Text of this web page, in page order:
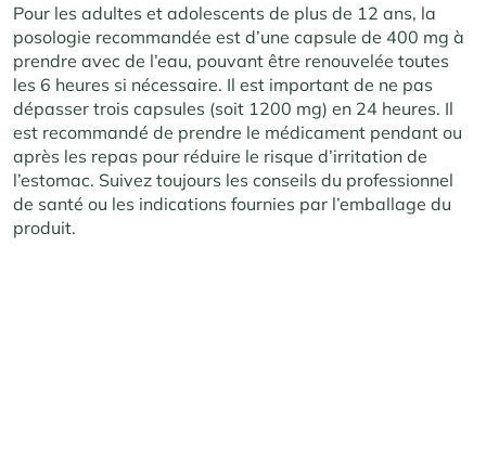
Pour les adultes et adolescents de plus de 12 ans, la
posologie recommandée est d’une capsule de 400 mg à
prendre avec de l’eau, pouvant être renouvelée toutes
les 6 heures si nécessaire. Il est important de ne pas
dépasser trois capsules (soit 1200 mg) en 24 heures. Il
est recommandé de prendre le médicament pendant ou
après les repas pour réduire le risque d’irritation de
l’estomac. Suivez toujours les conseils du professionnel
de santé ou les indications fournies par l’emballage du
produit.